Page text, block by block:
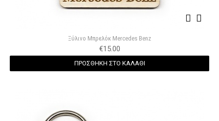
Ξύλινο Μπρελόκ Mercedes Benz
€15.00
ΠΡΟΣΘΗΚΗ ΣΤΟ ΚΑΛΑΘΙ